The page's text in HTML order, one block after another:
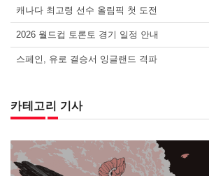
캐나다 최고령 선수 올림픽 첫 도전
2026 월드컵 토론토 경기 일정 안내
스페인, 유로 결승서 잉글랜드 격파
카테고리 기사